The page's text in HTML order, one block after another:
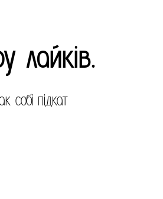
лайків.
собі підкат